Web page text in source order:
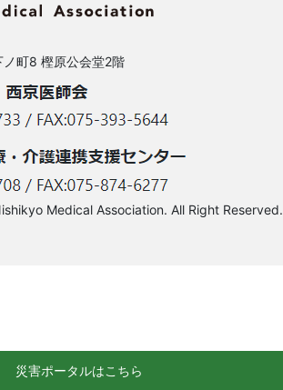
町8 樫原公会堂2階
Medical Association. All Right Reserved.
災害ポータルはこちら